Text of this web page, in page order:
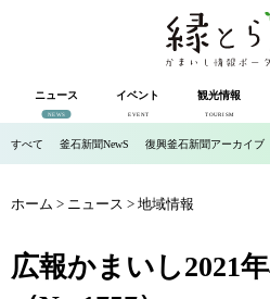
ニュース
NEWS
イベント
EVENT
観光情報
TOURISM
すべて 釜石新聞NewS 復興釜石新聞アーカイブ
ホーム > ニュース > 地域情報
広報かまいし2021